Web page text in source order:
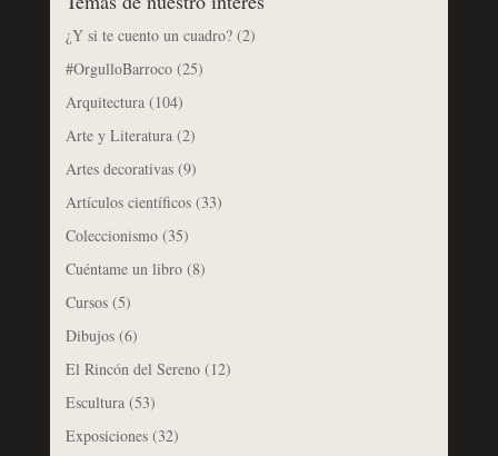
¿Y si te cuento un cuadro?(2)
#OrgulloBarroco(25)
Arquitectura(104)
Arte y Literatura(2)
Artes decorativas(9)
Artículos científicos(33)
Coleccionismo(35)
Cuéntame un libro(8)
Cursos(5)
Dibujos(6)
El Rincón del Sereno(12)
Escultura(53)
Exposiciones(32)